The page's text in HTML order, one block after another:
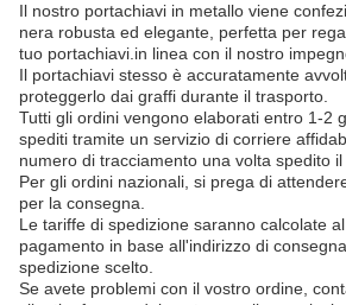
Il nostro portachiavi in metallo viene
nera robusta ed elegante, perfetta per
tuo portachiavi.in linea con il nostro
Il portachiavi stesso è accuratamente
proteggerlo dai graffi durante il trasporto.
Tutti gli ordini vengono elaborati entro 1-2
spediti tramite un servizio di corriere
numero di tracciamento una volta spedito
Per gli ordini nazionali, si prega di
per la consegna.
Le tariffe di spedizione saranno calcolate
pagamento in base all'indirizzo di
spedizione scelto.
Se avete problemi con il vostro ordine,